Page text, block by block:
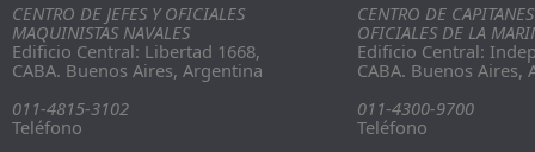
CENTRO DE JEFES Y OFICIALES
MAQUINISTAS NAVALES
Edificio Central: Libertad 1668,
CABA. Buenos Aires, Argentina
011-4815-3102
Teléfono
CENTRO DE
OFICIALES DE LA
Edificio Central:
CABA. Buenos Aires,
011-4300-9700
Teléfono